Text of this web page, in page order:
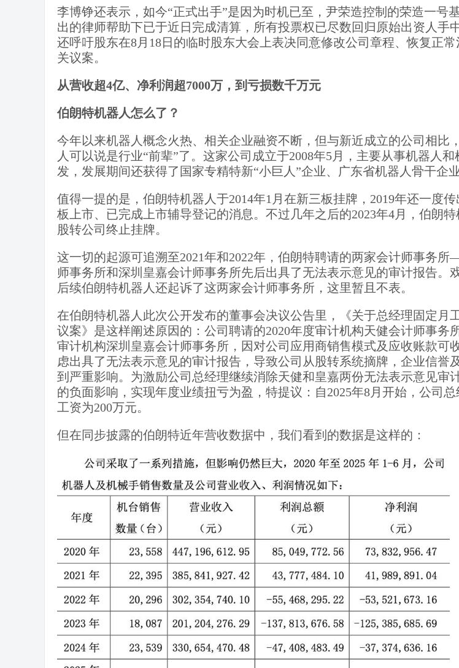
李博铮还表示，如今“正式出手”是因为时机已至，尹荣造控制的荣造一号
出的律师帮助下已于近日完成清算，所有投票权已尽数回归原始出资人手
还呼吁股东在8月18日的临时股东大会上表决同意修改公司章程、恢复正
关议案。
从营收超4亿、净利润超7000万，到亏损数千万元
伯朗特机器人怎么了？
今年以来机器人概念火热、相关企业融资不断，但与新近成立的公司相比
人可以说是行业“前辈”了。这家公司成立于2008年5月，主要从事机器人和
发，发展期间还获得了国家专精特新“小巨人”企业、广东省机器人骨干企业
值得一提的是，伯朗特机器人于2014年1月在新三板挂牌，2019年还一度传
板上市、已完成上市辅导登记的消息。不过几年之后的2023年4月，伯朗特
股转公司终止挂牌。
这一切的起源可追溯至2021年和2022年，伯朗特聘请的两家会计师事务
师事务所和深圳皇嘉会计师事务所先后出具了无法表示意见的审计报告。
后续伯朗特机器人还起诉了这两家会计师事务所，这里暂且不表。
在伯朗特机器人此次公开发布的董事会决议公告里，《关于总经理固定月
议案》是这样阐述原因的：公司聘请的2020年度审计机构天健会计师事务
审计机构深圳皇嘉会计师事务所，因对公司应用商销售模式及应收账款可
虑出具了无法表示意见的审计报告，导致公司从股转系统摘牌，企业信誉
到严重影响。为激励公司总经理继续消除天健和皇嘉两份无法表示意见审
的负面影响，实现年度业绩扭亏为盈，特提议：自2025年8月开始，公司总
工资为200万元。
但在同步披露的伯朗特近年营收数据中，我们看到的数据是这样的：